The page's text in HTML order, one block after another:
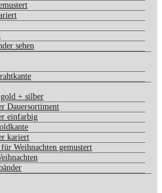
sehen
gold + silber
Dauersortiment
einfarbig
kariert
Weihnachten gemustert